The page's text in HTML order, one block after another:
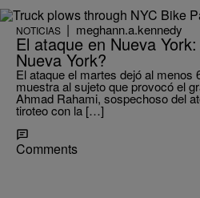
NOTICIAS | meghann.a.kennedy
El ataque en Nueva
Nueva York?
El ataque el martes dejó al
muestra al sujeto que provocó el
Ahmad Rahami, sospechoso del
tiroteo con la […]
Comments